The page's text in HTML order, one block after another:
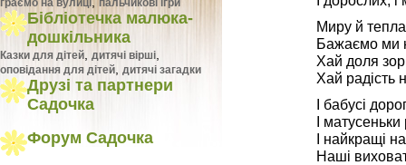
граємо на вулиці пальчикові ігри
Бібліотечка малюка-
дошкільника
Казки для дітей дитячі вірші
оповідання для дітей дитячі загадки
Друзі та партнери
Садочка
Форум Садочка
Миру й
Бажаємо ми
Хай доля
Хай радість
І бабусі
І матусеньки
І найкращі
Наші